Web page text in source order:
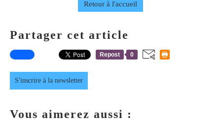
Retour à l'accueil
Partager cet article
Repost 0
S'inscrire à la newsletter
Vous aimerez aussi :